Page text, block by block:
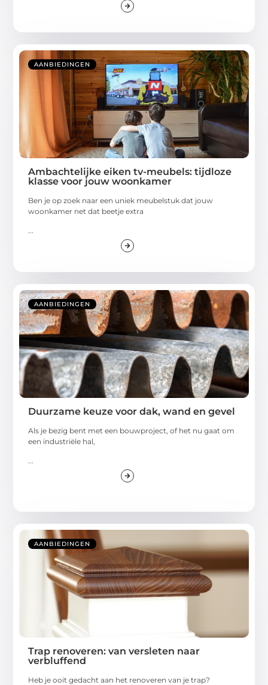
AANBIEDINGEN
Ambachtelijke eiken tv-meubels: tijdloze
klasse voor jouw woonkamer
Ben je op zoek naar een uniek meubelstuk dat jouw
woonkamer net dat beetje extra
...
AANBIEDINGEN
Duurzame keuze voor dak, wand en gevel
Als je bezig bent met een bouwproject, of het nu gaat om
een industriële hal,
...
AANBIEDINGEN
Trap renoveren: van versleten naar
verbluffend
Heb je ooit gedacht aan het renoveren van je trap?